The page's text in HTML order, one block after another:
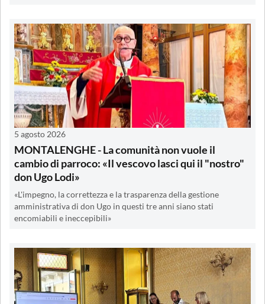
5 agosto 2026
MONTALENGHE - La comunità non vuole il
cambio di parroco: «Il vescovo lasci qui il "nostro"
don Ugo Lodi»
«L'impegno, la correttezza e la trasparenza della gestione
amministrativa di don Ugo in questi tre anni siano stati
encomiabili e ineccepibili»